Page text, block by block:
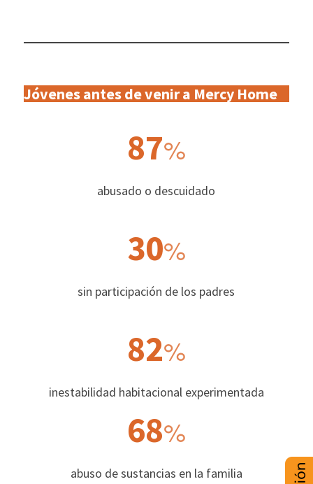
Jóvenes antes de venir a Mercy Home
87%
abusado o descuidado
30%
sin participación de los padres
82%
inestabilidad habitacional experimentada
68%
abuso de sustancias en la familia